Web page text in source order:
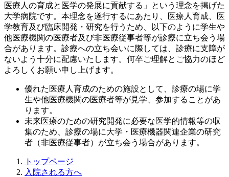
医療人の育成と医学の発展に貢献する」という理念を掲げた
大学病院です。本理念を遂行するにあたり、医療人育成、医
学教育及び臨床開発・研究を行うため、以下のように学生や
他医療機関の医療者及び非医療従事者等が診療に立ち会う場
合があります。診療への立ち会いに際しては、診療に支障が
ないよう十分に配慮いたします。何卒ご理解とご協力のほど
よろしくお願い申し上げます。
優れた医療人育成のための施設として、診療の場に学
生や他医療機関の医療者等が見学、参加することがあ
ります。
未来医療のための研究開発に必要な医学的情報等の収
集のため、診療の場に大学・医療機器関連企業の研究
者（非医療従事者）が立ち会う場合があります。
トップページ
入院される方へ